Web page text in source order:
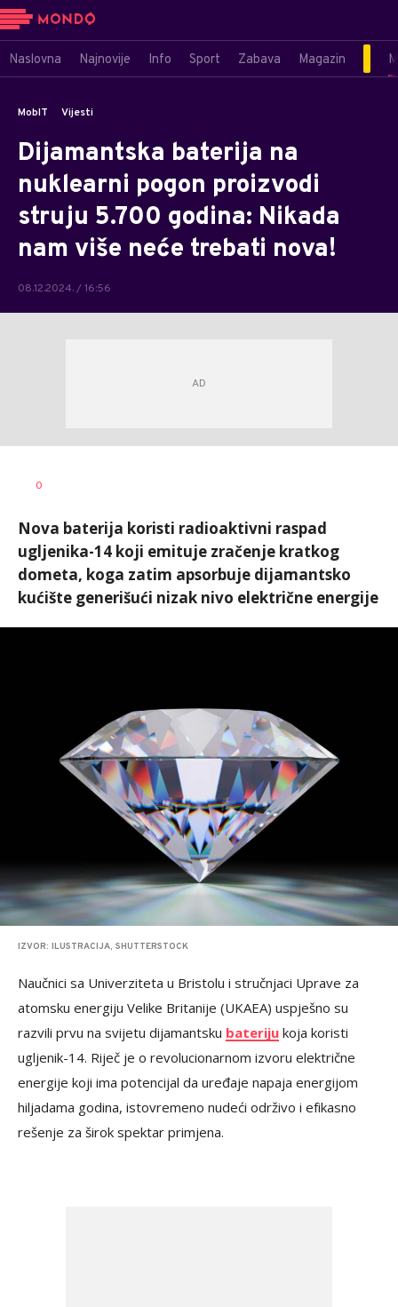
Naslovna Najnovije Info Sport Zabava Magazin
MobIT Vijesti
Dijamantska baterija na
nuklearni pogon proizvodi
struju 5.700 godina: Nikada
nam više neće trebati nova!
08.12.2024. / 16:56
AUTOR
0
Nova baterija koristi radioaktivni raspad
ugljenika-14 koji emituje zračenje kratkog
dometa, koga zatim apsorbuje dijamantsko
kućište generišući nizak nivo električne energije
IZVOR: ILUSTRACIJA, SHUTTERSTOCK
Naučnici sa Univerziteta u Bristolu i stručnjaci Uprave za
atomsku energiju Velike Britanije (UKAEA) uspješno su
razvili prvu na svijetu dijamantsku bateriju koja koristi
ugljenik-14. Riječ je o revolucionarnom izvoru električne
energije koji ima potencijal da uređaje napaja energijom
hiljadama godina, istovremeno nudeći održivo i efikasno
rešenje za širok spektar primjena.